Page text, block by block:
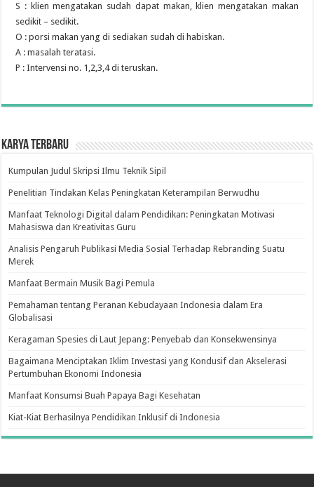
S : klien mengatakan sudah dapat makan, klien mengatakan makan
sedikit – sedikit.
O : porsi makan yang di sediakan sudah di habiskan.
A : masalah teratasi.
P : Intervensi no. 1,2,3,4 di teruskan.
Karya Terbaru
Kumpulan Judul Skripsi Ilmu Teknik Sipil
Penelitian Tindakan Kelas Peningkatan Keterampilan Berwudhu
Manfaat Teknologi Digital dalam Pendidikan: Peningkatan Motivasi
Mahasiswa dan Kreativitas Guru
Analisis Pengaruh Publikasi Media Sosial Terhadap Rebranding Suatu
Merek
Manfaat Bermain Musik Bagi Pemula
Pemahaman tentang Peranan Kebudayaan Indonesia dalam Era
Globalisasi
Keragaman Spesies di Laut Jepang: Penyebab dan Konsekwensinya
Bagaimana Menciptakan Iklim Investasi yang Kondusif dan Akselerasi
Pertumbuhan Ekonomi Indonesia
Manfaat Konsumsi Buah Papaya Bagi Kesehatan
Kiat-Kiat Berhasilnya Pendidikan Inklusif di Indonesia